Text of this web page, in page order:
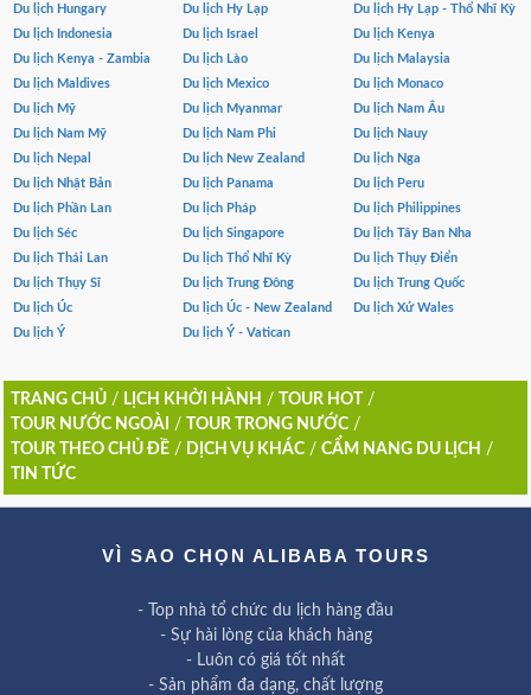
Du lịch Hungary
Du lịch Hy Lạp
Du lịch Hy Lạp - Thổ Nhĩ Kỳ
Du lịch Indonesia
Du lịch Israel
Du lịch Kenya
Du lịch Kenya - Zambia
Du lịch Lào
Du lịch Malaysia
Du lịch Maldives
Du lịch Mexico
Du lịch Monaco
Du lịch Mỹ
Du lịch Myanmar
Du lịch Nam Âu
Du lịch Nam Mỹ
Du lịch Nam Phi
Du lịch Nauy
Du lịch Nepal
Du lịch New Zealand
Du lịch Nga
Du lịch Nhật Bản
Du lịch Panama
Du lịch Peru
Du lịch Phần Lan
Du lịch Pháp
Du lịch Philippines
Du lịch Séc
Du lịch Singapore
Du lịch Tây Ban Nha
Du lịch Thái Lan
Du lịch Thổ Nhĩ Kỳ
Du lịch Thụy Điển
Du lịch Thụy Sĩ
Du lịch Trung Đông
Du lịch Trung Quốc
Du lịch Úc
Du lịch Úc - New Zealand
Du lịch Xứ Wales
Du lịch Ý
Du lịch Ý - Vatican
TRANG CHỦ/ LỊCH KHỞI HÀNH / TOUR HOT/
TOUR NƯỚC NGOÀI
/ TOUR TRONG NƯỚC/
TOUR THEO CHỦ ĐỀ/ DỊCH VỤ KHÁC/ CẨM NANG DU LỊCH /
TIN TỨC
VÌ SAO CHỌN ALIBABA TOURS
- Top nhà tổ chức du lịch hàng đầu
- Sự hài lòng của khách hàng
- Luôn có giá tốt nhất
- Sản phẩm đa dạng, chất lượng